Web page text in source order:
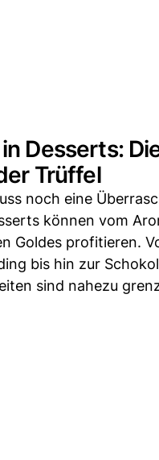
Desserts:
Trüffel
noch eine
können vom
Goldes profitieren.
bis hin zur
sind nahezu